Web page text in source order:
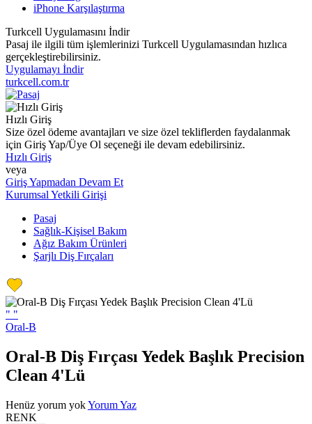
iPhone Karşılaştırma
Turkcell Uygulamasını İndir
Pasaj ile ilgili tüm işlemlerinizi Turkcell Uygulamasından hızlıca
gerçekleştirebilirsiniz.
Uygulamayı İndir
turkcell.com.tr
Hızlı Giriş
Size özel ödeme avantajları ve size özel tekliflerden faydalanmak
için Giriş Yap/Üye Ol seçeneği ile devam edebilirsiniz.
Hızlı Giriş
veya
Giriş Yapmadan Devam Et
Kurumsal Yetkili Girişi
Pasaj
Sağlık-Kişisel Bakım
Ağız Bakım Ürünleri
Şarjlı Diş Fırçaları
" "
Oral-B
Oral-B Diş Fırçası Yedek Başlık Precision
Clean 4'Lü
Henüz yorum yokYorum Yaz
RENK